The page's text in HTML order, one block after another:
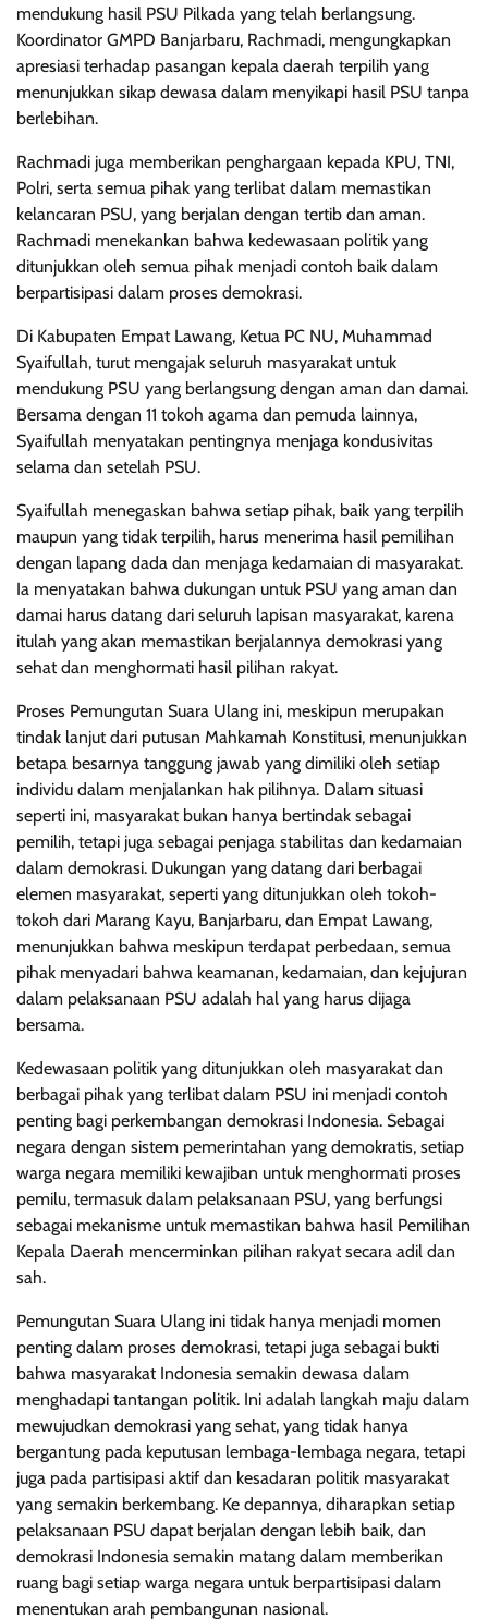
mendukung hasil PSU Pilkada yang telah berlangsung.
Koordinator GMPD Banjarbaru, Rachmadi, mengungkapkan
apresiasi terhadap pasangan kepala daerah terpilih yang
menunjukkan sikap dewasa dalam menyikapi hasil PSU tanpa
berlebihan.
Rachmadi juga memberikan penghargaan kepada KPU, TNI,
Polri, serta semua pihak yang terlibat dalam memastikan
kelancaran PSU, yang berjalan dengan tertib dan aman.
Rachmadi menekankan bahwa kedewasaan politik yang
ditunjukkan oleh semua pihak menjadi contoh baik dalam
berpartisipasi dalam proses demokrasi.
Di Kabupaten Empat Lawang, Ketua PC NU, Muhammad
Syaifullah, turut mengajak seluruh masyarakat untuk
mendukung PSU yang berlangsung dengan aman dan damai.
Bersama dengan 11 tokoh agama dan pemuda lainnya,
Syaifullah menyatakan pentingnya menjaga kondusivitas
selama dan setelah PSU.
Syaifullah menegaskan bahwa setiap pihak, baik yang terpilih
maupun yang tidak terpilih, harus menerima hasil pemilihan
dengan lapang dada dan menjaga kedamaian di masyarakat.
Ia menyatakan bahwa dukungan untuk PSU yang aman dan
damai harus datang dari seluruh lapisan masyarakat, karena
itulah yang akan memastikan berjalannya demokrasi yang
sehat dan menghormati hasil pilihan rakyat.
Proses Pemungutan Suara Ulang ini, meskipun merupakan
tindak lanjut dari putusan Mahkamah Konstitusi, menunjukkan
betapa besarnya tanggung jawab yang dimiliki oleh setiap
individu dalam menjalankan hak pilihnya. Dalam situasi
seperti ini, masyarakat bukan hanya bertindak sebagai
pemilih, tetapi juga sebagai penjaga stabilitas dan kedamaian
dalam demokrasi. Dukungan yang datang dari berbagai
elemen masyarakat, seperti yang ditunjukkan oleh tokoh-
tokoh dari Marang Kayu, Banjarbaru, dan Empat Lawang,
menunjukkan bahwa meskipun terdapat perbedaan, semua
pihak menyadari bahwa keamanan, kedamaian, dan kejujuran
dalam pelaksanaan PSU adalah hal yang harus dijaga
bersama.
Kedewasaan politik yang ditunjukkan oleh masyarakat dan
berbagai pihak yang terlibat dalam PSU ini menjadi contoh
penting bagi perkembangan demokrasi Indonesia. Sebagai
negara dengan sistem pemerintahan yang demokratis, setiap
warga negara memiliki kewajiban untuk menghormati proses
pemilu, termasuk dalam pelaksanaan PSU, yang berfungsi
sebagai mekanisme untuk memastikan bahwa hasil Pemilihan
Kepala Daerah mencerminkan pilihan rakyat secara adil dan
sah.
Pemungutan Suara Ulang ini tidak hanya menjadi momen
penting dalam proses demokrasi, tetapi juga sebagai bukti
bahwa masyarakat Indonesia semakin dewasa dalam
menghadapi tantangan politik. Ini adalah langkah maju dalam
mewujudkan demokrasi yang sehat, yang tidak hanya
bergantung pada keputusan lembaga-lembaga negara, tetapi
juga pada partisipasi aktif dan kesadaran politik masyarakat
yang semakin berkembang. Ke depannya, diharapkan setiap
pelaksanaan PSU dapat berjalan dengan lebih baik, dan
demokrasi Indonesia semakin matang dalam memberikan
ruang bagi setiap warga negara untuk berpartisipasi dalam
menentukan arah pembangunan nasional.